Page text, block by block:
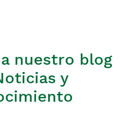
nuestro blog
y